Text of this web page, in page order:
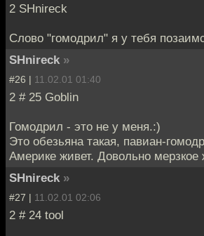
2 SHnireck
Слово "гомодрил" я у тебя
SHnireck »
#26 | 11.02.01 01:40
2 # 25 Goblin
Гомодрил - это не у меня.:)
Это обезьяна такая, павиан-
Америке живет. Довольно мерзкое
SHnireck »
#27 | 11.02.01 02:06
2 # 24 tool